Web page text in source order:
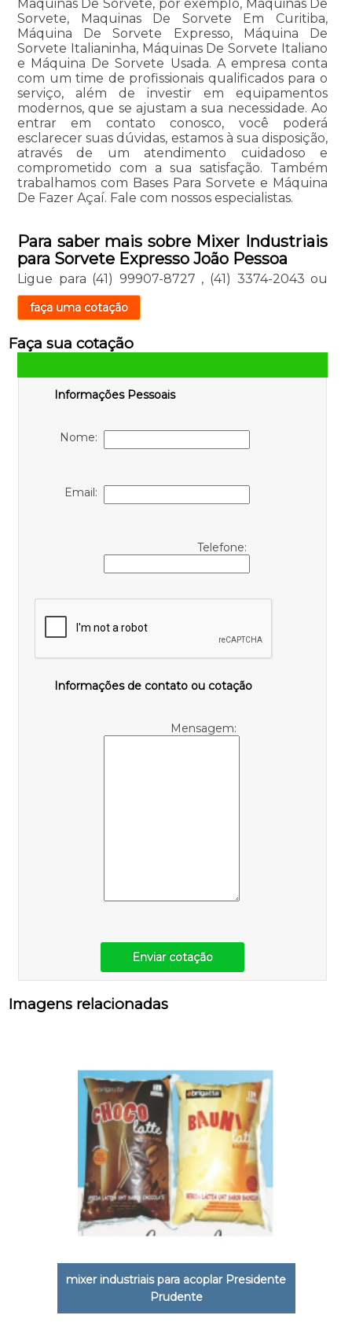
Maquinas De Sorvete, por exemplo, Máquinas De
Sorvete, Maquinas De Sorvete Em Curitiba,
Máquina De Sorvete Expresso, Máquina De
Sorvete Italianinha, Máquinas De Sorvete Italiano
e Máquina De Sorvete Usada. A empresa conta
com um time de profissionais qualificados para o
serviço, além de investir em equipamentos
modernos, que se ajustam a sua necessidade. Ao
entrar em contato conosco, você poderá
esclarecer suas dúvidas, estamos à sua disposição,
através de um atendimento cuidadoso e
comprometido com a sua satisfação. Também
trabalhamos com Bases Para Sorvete e Máquina
De Fazer Açaí. Fale com nossos especialistas.
Para saber mais sobre Mixer Industriais
para Sorvete Expresso João Pessoa
Ligue para (41) 99907-8727 , (41) 3374-2043 ou
faça uma cotação
Faça sua cotação
Informações Pessoais
Nome:
Email:
Telefone:
Informações de contato ou cotação
Mensagem:
Enviar cotação
Imagens relacionadas
mixer industriais para acoplar Presidente
Prudente